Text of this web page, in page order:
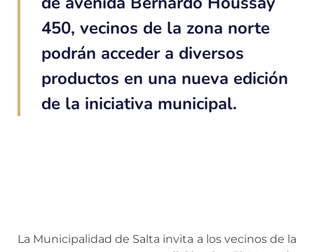
450, vecinos de la zona norte
podrán acceder a diversos
productos en una nueva edición
de la iniciativa municipal.
La Municipalidad de Salta invita a los vecinos de la